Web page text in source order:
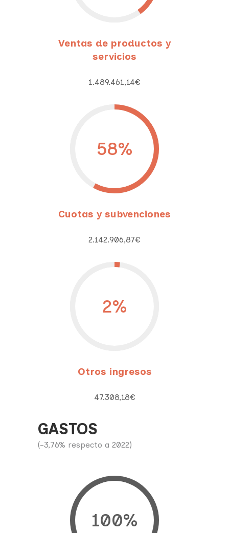
Ventas de productos y
servicios
1.489.461,14€
58%
Cuotas y subvenciones
2.142.906,87€
2%
Otros ingresos
47.308,18€
GASTOS
(-3,76% respecto a 2022)
100%